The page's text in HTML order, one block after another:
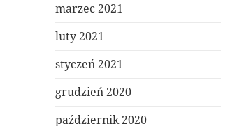
marzec 2021
luty 2021
styczeń 2021
grudzień 2020
październik 2020